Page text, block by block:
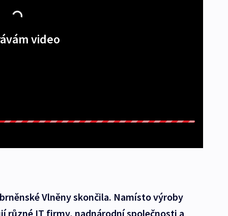
video
Vlněny skončila. Namísto výroby
různé IT firmy, nadnárodní společnosti a